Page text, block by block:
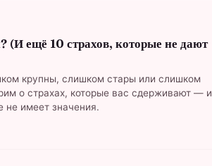
(И ещё 10 страхов, которые не дают
крупны, слишком стары или слишком
о страхах, которые вас сдерживают — и
не имеет значения.